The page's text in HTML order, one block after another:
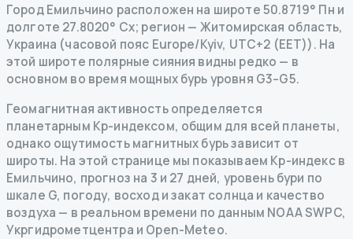
Город Емильчино расположен на широте 50.8719° Пн и
долготе 27.8020° Сх; регион — Житомирская область,
Украина (часовой пояс Europe/Kyiv, UTC+2 (EET)). На
этой широте полярные сияния видны редко — в
основном во время мощных бурь уровня G3–G5.
Геомагнитная активность определяется
планетарным Kp-индексом, общим для всей планеты,
однако ощутимость магнитных бурь зависит от
широты. На этой странице мы показываем Kp-индекс в
Емильчино, прогноз на 3 и 27 дней, уровень бури по
шкале G, погоду, восход и закат солнца и качество
воздуха — в реальном времени по данным NOAA SWPC,
Укргидрометцентра и Open-Meteo.